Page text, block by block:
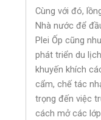
Cùng với đó,
Nhà nước để
Plei Ốp cũng
phát triển du
khuyến khích
cẩm, chế tác
trọng đến việc
cách mở các